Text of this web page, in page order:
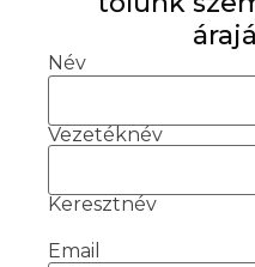
Név
Vezetéknév
Keresztnév
Email